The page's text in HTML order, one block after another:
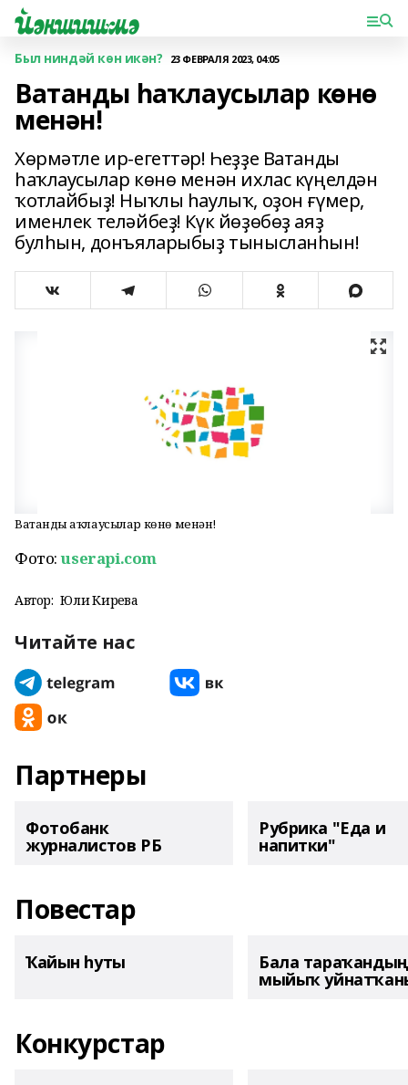
Был ниндәй көн икән? 23 ФЕВРАЛЯ 2023, 04:05
Ватанды һаҡлаусылар көнө
менән!
Хөрмәтле ир-егеттәр! Һеҙҙе Ватанды
һаҡлаусылар көнө менән ихлас күңелдән
ҡотлайбыҙ! Ныҡлы һаулыҡ, оҙон ғүмер,
именлек теләйбеҙ! Күк йөҙөбөҙ аяҙ
булһын, донъяларыбыҙ тынысланһын!
Ватанды һаҡлаусылар көнө менән!
Фото:userapi.com
Автор: Юлиә Кирәева
Читайте нас
Партнеры
Фотобанк
журналистов РБ
Рубрика "Еда и
напитки"
Повестар
Ҡайын һуты Бала тараҡандың
мыйыҡ
Конкурстар